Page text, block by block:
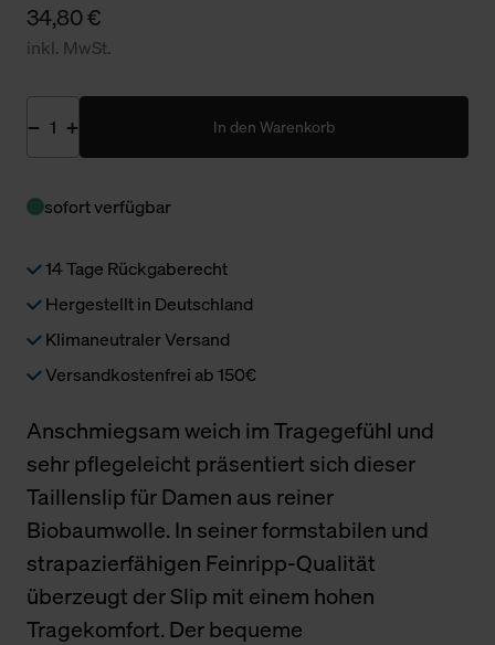
34,80 €
inkl. MwSt.
In den Warenkorb
sofort verfügbar
14 Tage Rückgaberecht
Hergestellt in Deutschland
Klimaneutraler Versand
Versandkostenfrei ab 150€
Anschmiegsam weich im Tragegefühl und
sehr pflegeleicht präsentiert sich dieser
Taillenslip für Damen aus reiner
Biobaumwolle. In seiner formstabilen und
strapazierfähigen Feinripp-Qualität
überzeugt der Slip mit einem hohen
Tragekomfort. Der bequeme